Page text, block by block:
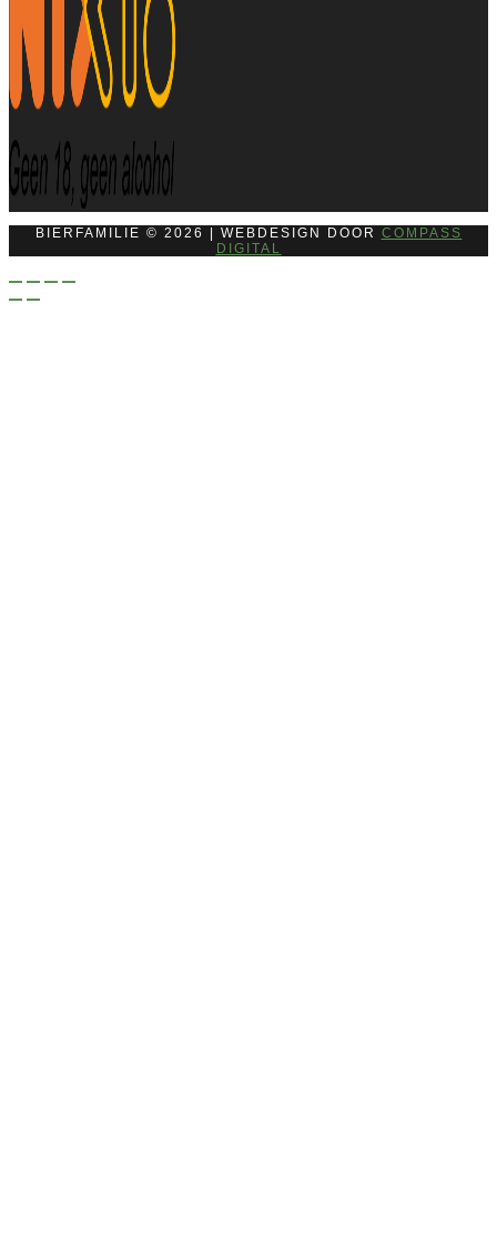
BIERFAMILIE © 2026 | WEBDESIGN DOOR COMPASS
DIGITAL